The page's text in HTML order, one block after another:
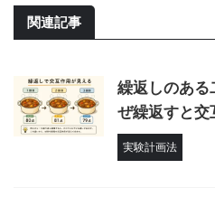
関連記事
繰返しのある
ぜ繰返すと交
実験計画法